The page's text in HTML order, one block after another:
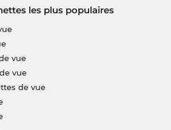
les plus populaires
vue
vue
de vue